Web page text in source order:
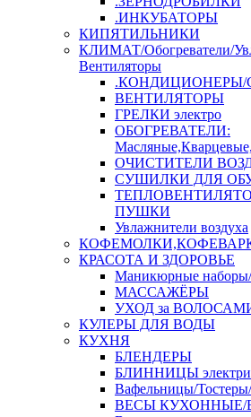
.ИНКУБАТОРЫ
КИПЯТИЛЬНИКИ
КЛИМАТ/Обогреватели/
Вентиляторы
ВЕНТИЛЯТОРЫ
ГРЕЛКИ электро
ОБОГРЕВАТЕЛИ:
ОЧИСТИТЕЛИ
СУШИЛКИ ДЛЯ
ПУШКИ
Увлажнители воздуха
КРАСОТА И ЗДОРОВЬЕ
Маникюрные
МАССАЖЁРЫ
УХОД за
КУЛЕРЫ ДЛЯ ВОДЫ
КУХНЯ
БЛЕНДЕРЫ
БЛИННИЦЫ
Вафельницы/
ВЕСЫ КУХОННЫЕ/